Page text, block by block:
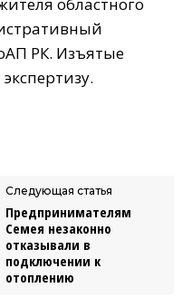
областного
РК. Изъятые
Следующая статья
Предпринимателям
Семея незаконно
отказывали в
подключении к
отоплению